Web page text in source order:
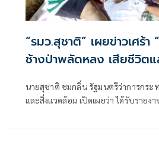
“รมว.สุชาติ” เผยข่าวเศร้า
ช้างป่าพลัดหลง เสียชีวิตแ
วายเฉียบพลัน ยกย่องทีม
สุดกำลัง ย้ำเดินหน้าหาสาเ
นายสุชาติ ชมกลิ่น รัฐมนตรีว่าการกระ
และสิ่งแวดล้อม เปิดเผยว่า ได้รับรายง